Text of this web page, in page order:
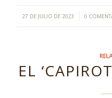
27 DE JULIO DE 2023
/ 0 /
EL